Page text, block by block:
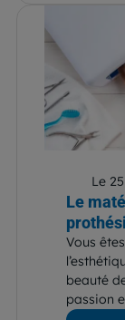
Le
Le
Vous
beauté
passion